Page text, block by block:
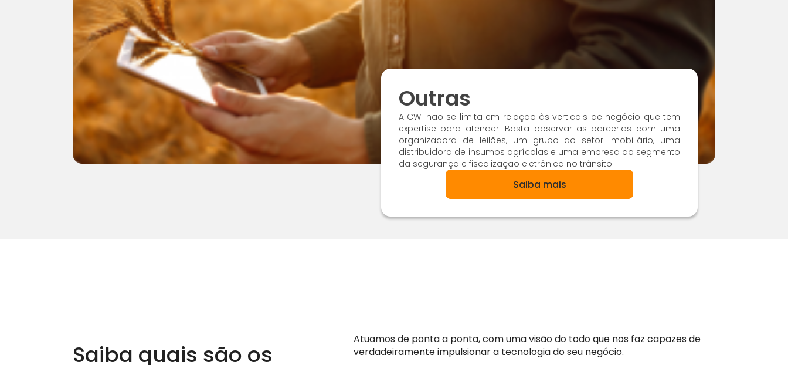
Outras
A CWI não se limita em relação às verticais de negócio que tem
expertise para atender. Basta observar as parcerias com uma
organizadora de leilões, um grupo do setor imobiliário, uma
distribuidora de insumos agrícolas e uma empresa do segmento
da segurança e fiscalização eletrônica no trânsito.
Saiba mais
Saiba quais são os
Atuamos de ponta a ponta, com uma visão do todo que nos faz capazes de
verdadeiramente impulsionar a tecnologia do seu negócio.